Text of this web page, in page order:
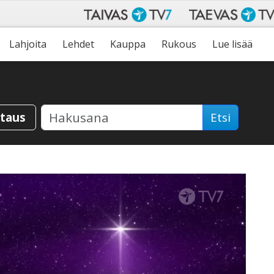
Lahjoita Lehdet Kauppa Rukous Lue lisää
Etsi